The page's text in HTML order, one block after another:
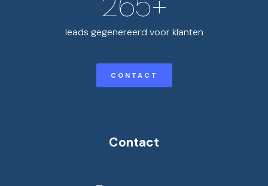
leads gegenereerd voor klanten
CONTACT
Contact